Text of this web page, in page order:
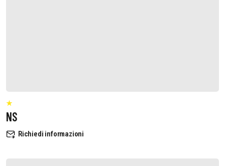
NS
Richiedi informazioni